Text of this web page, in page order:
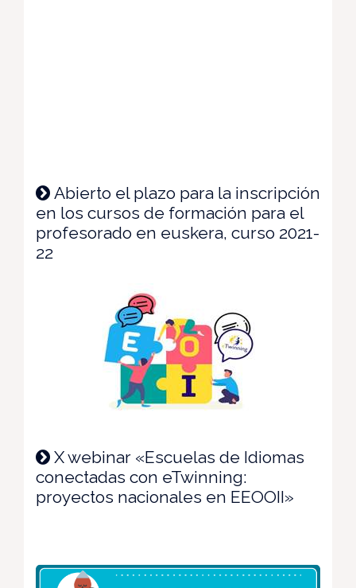
Abierto el plazo para la inscripción
en los cursos de formación para el
profesorado en euskera, curso 2021-
22
X webinar «Escuelas de Idiomas
conectadas con eTwinning:
proyectos nacionales en EEOOII»